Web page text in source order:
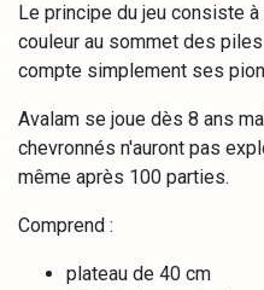
Le principe du jeu consiste
couleur au sommet des
compte simplement ses
Avalam se joue dès 8 ans
chevronnés n'auront pas
même après 100 parties.
Comprend :
plateau de 40 cm